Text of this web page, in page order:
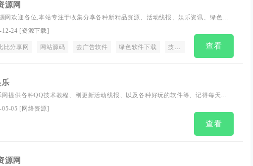
源网
网欢迎各位,本站专注于收集分享各种新精品资源、活动线报、娱乐资讯、绿色软
教程,还有来自全网的网站模板、网站源码分享以及各种去广告软件下载.
12-24 [资源下载]
比分享网 网站源码 去广告软件 绿色软件下载 技术教程 资源分享网
查看
网提供各种QQ技术教程、刚更新活动线报、以及各种好玩的软件等、记得每天都
下我们的网站，让生活更加精彩！...
05-05 [网络资源]
查看
源网